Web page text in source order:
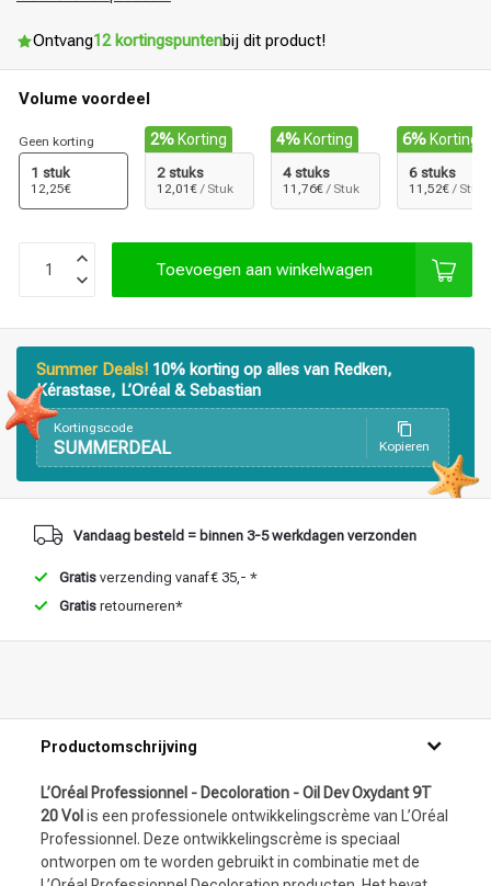
Haarstyling Haarkleuring
Ontvang12 kortingspuntenbij dit product!
Volume voordeel
Geen korting
1 stuk
12,25€
2% Korting
2 stuks
12,01€ / Stuk
4% Korting
4 stuks
11,76€ / Stuk
6% Korting
6 stuks
11,52€ / Stuk
Toevoegen aan winkelwagen
Summer Deals! 10% korting op alles van Redken,
Kérastase, L’Oréal & Sebastian
Kortingscode
SUMMERDEAL Kopieren
Vandaag besteld = binnen 3-5 werkdagen verzonden
Gratis verzending vanaf € 35,- *
Gratis retourneren*
Productomschrijving
L’Oréal Professionnel - Decoloration - Oil Dev Oxydant 9T
20 Vol is een professionele ontwikkelingscrème van L’Oréal
Professionnel. Deze ontwikkelingscrème is speciaal
ontworpen om te worden gebruikt in combinatie met de